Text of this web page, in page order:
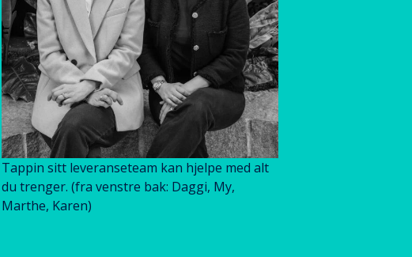
Tappin sitt leveranseteam kan hjelpe med alt
du trenger. (fra venstre bak: Daggi, My,
Marthe, Karen)